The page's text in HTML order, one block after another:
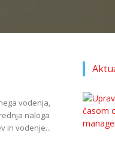
vodenja,
naloga
in vodenje...